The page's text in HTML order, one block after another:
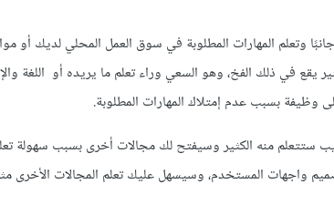
وتعلم المهارات المطلوبة في سوق العمل المحلي لديك أو
يقع في ذلك الفخ، وهو السعي وراء تعلم ما يريده أو اللغة
بسبب عدم إمتلاك المهارات المطلوبة.
منه الكثير وسيفتح لك مجالات أخرى بسبب سهولة
واجهات المستخدم، وسيسهل عليك تعلم المجالات الأخرى